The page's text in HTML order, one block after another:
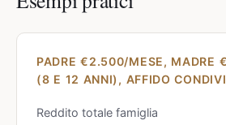
PADRE €2.500/MESE, MADRE
(8 E 12 ANNI), AFFIDO
Reddito totale famiglia